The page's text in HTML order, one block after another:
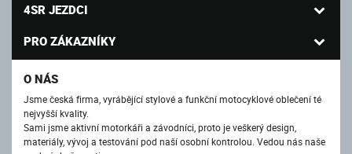
4SR JEZDCI
PRO ZÁKAZNÍKY
O NÁS
Jsme česká firma, vyrábějící stylové a funkční motocyklové oblečení té
nejvyšší kvality.
Sami jsme aktivní motorkáři a závodníci, proto je veškerý design,
materiály, vývoj a testování pod naší osobní kontrolou. Vedou nás naše